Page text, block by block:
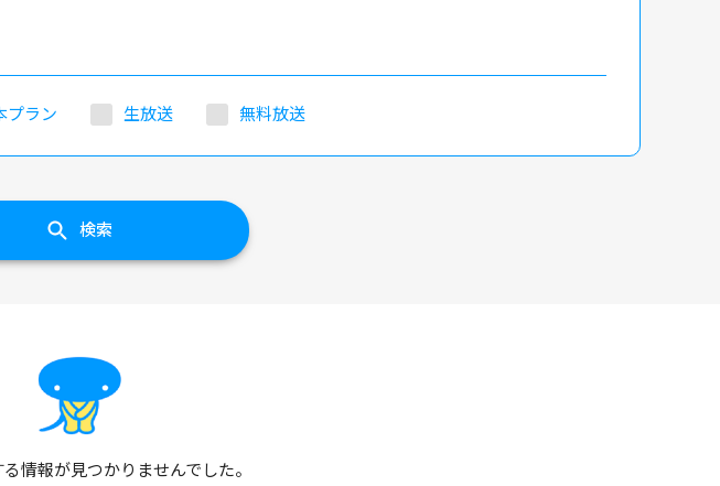
プラン 生放送 無料放送
検索
情報が見つかりませんでした。